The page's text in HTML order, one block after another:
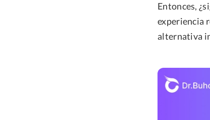
Entonces,
experiencia
alternativa